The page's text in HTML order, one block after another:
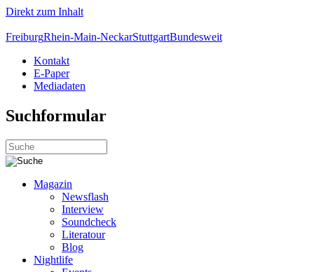
Direkt zum Inhalt
FreiburgRhein-Main-NeckarStuttgartBundesweit
Kontakt
E-Paper
Mediadaten
Suchformular
Magazin
Newsflash
Interview
Soundcheck
Literatour
Blog
Nightlife